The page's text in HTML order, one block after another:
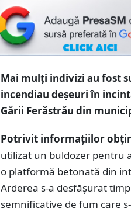
Mai mulți indivizi au fost
incendiau deșeuri în
Gării Ferăstrău din
Potrivit informațiilor
utilizat un buldozer pentru
o platformă betonată din
Arderea s-a desfășurat
semnificative de fum care